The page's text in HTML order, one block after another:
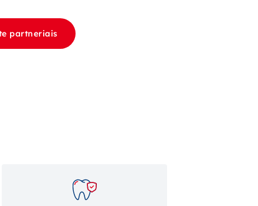
partneriais